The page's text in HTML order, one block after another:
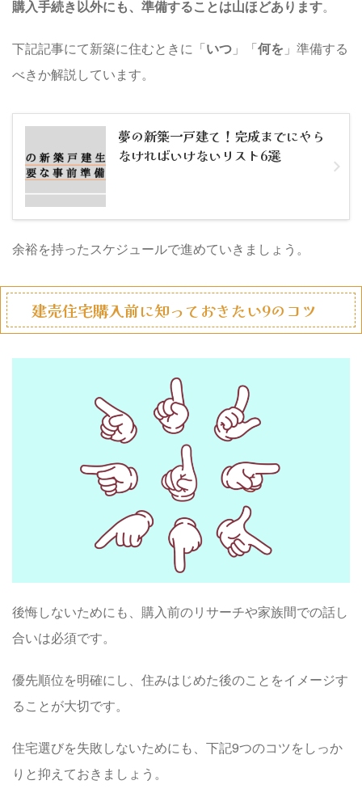
購入手続き以外にも、準備することは山ほどあります。
下記記事にて新築に住むときに「いつ 」「何を 」準備する
べきか解説しています。
夢の新築一戸建て！完成までにやら
なければいけないリスト6選
余裕を持ったスケジュールで進めていきましょう。
建売住宅購入前に知っておきたい9のコツ
後悔しないためにも、購入前のリサーチや家族間での話し
合いは必須です。
優先順位を明確にし、住みはじめた後のことをイメージす
ることが大切です。
住宅選びを失敗しないためにも、下記9つのコツをしっか
りと抑えておきましょう。